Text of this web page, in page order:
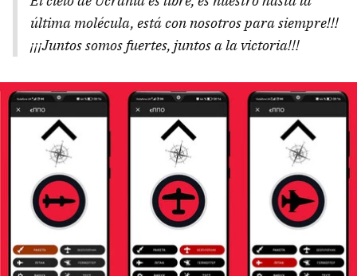
última molécula, está con nosotros para siempre!!!
¡¡¡Juntos somos fuertes, juntos a la victoria!!!